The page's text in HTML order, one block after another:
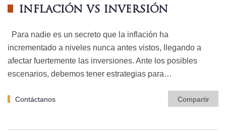
INFLACIÓN VS INVERSIÓN
Para nadie es un secreto que la inflación ha
incrementado a niveles nunca antes vistos, llegando a
afectar fuertemente las inversiones. Ante los posibles
escenarios, debemos tener estrategias para…
Contáctanos Compartir